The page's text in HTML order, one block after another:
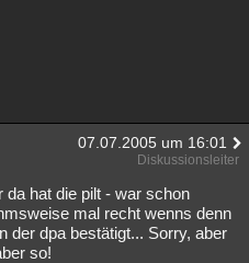
07.07.2005 um 16:01
Diskussionsleiter
hat die pilt - war schon
mal recht wenns denn
der dpa bestätigt... Sorry, aber
so!